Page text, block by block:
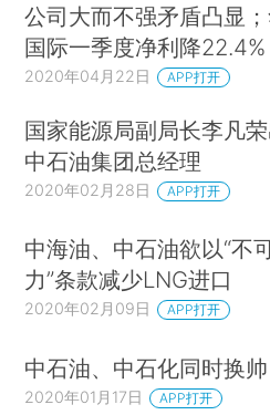
公司大而不强矛盾凸显
国际一季度净利降22.4%
2020年04月22日 APP打开
国家能源局副局长李凡
中石油集团总经理
2020年02月28日 APP打开
中海油、中石油欲以“不
力”条款减少LNG进口
2020年02月09日 APP打开
中石油、中石化同时换帅
2020年01月17日 APP打开